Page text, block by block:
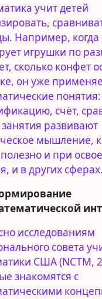
учит детей
Например, когда
игрушки по
сколько конфет
он уже
понятия:
счёт,
развивают
мышление,
полезно и при
и в других сферах.
исследованиям
совета
США (NCTM,
знакомятся с